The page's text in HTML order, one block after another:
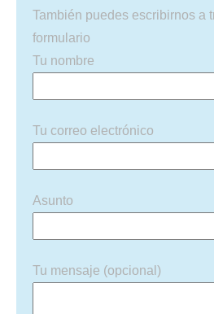
También puedes escribirnos a
formulario
Tu nombre
Tu correo electrónico
Asunto
Tu mensaje (opcional)